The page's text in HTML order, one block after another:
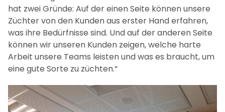
hat zwei Gründe: Auf der einen Seite können unsere
Züchter von den Kunden aus erster Hand erfahren,
was ihre Bedürfnisse sind. Und auf der anderen Seite
können wir unseren Kunden zeigen, welche harte
Arbeit unsere Teams leisten und was es braucht, um
eine gute Sorte zu züchten.“